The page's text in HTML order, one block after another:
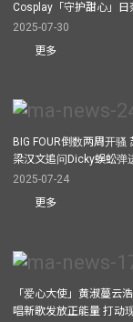
Cosplay「守护甜心」
2025-07-30
更多
BIG FOUR倒数两周开
梁汉文追问Dicky蜈蚣弹
2025-07-24
更多
「爱心大使」黄淑蔓云
唱新歌发放正能量 打动